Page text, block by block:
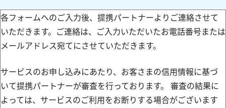
e
o
各フォームへのご入力後、提携パートナーよりご連絡させて
いただきます。ご連絡は、ご入力いただいたお電話番号または
メールアドレス宛てにさせていただきます。
サービスのお申し込みにあたり、お客さまの信用情報に基づ
いて提携パートナーが審査を行っております。 審査の結果に
よっては、サービスのご利用をお断りする場合がございます